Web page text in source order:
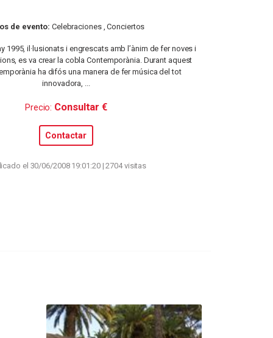
de evento: Celebraciones , Conciertos
1995, il·lusionats i engrescats amb l’ànim de fer noves i
es va crear la cobla Contemporània. Durant aquest
ha difós una manera de fer música del tot
innovadora, ...
Precio: Consultar €
Contactar
el 30/06/2008 19:01:20 | 2704 visitas